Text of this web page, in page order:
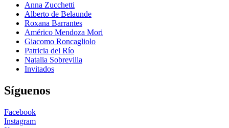
Anna Zucchetti
Alberto de Belaunde
Roxana Barrantes
Américo Mendoza Mori
Giacomo Roncagliolo
Patricia del Río
Natalia Sobrevilla
Invitados
Síguenos
Facebook
Instagram